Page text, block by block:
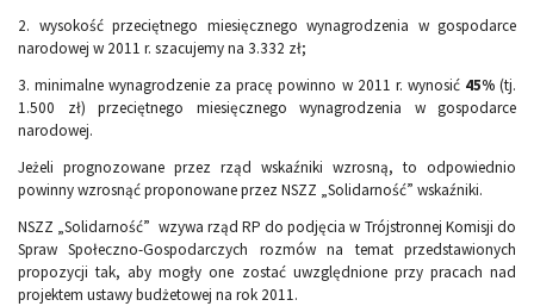
2. wysokość przeciętnego miesięcznego wynagrodzenia w gospodarce
narodowej w 2011 r. szacujemy na 3.332 zł;
3. minimalne wynagrodzenie za pracę powinno w 2011 r. wynosić 45%(tj.
1.500 zł) przeciętnego miesięcznego wynagrodzenia w gospodarce
narodowej.
Jeżeli prognozowane przez rząd wskaźniki wzrosną, to odpowiednio
powinny wzrosnąć proponowane przez NSZZ „Solidarność” wskaźniki.
NSZZ „Solidarność” wzywa rząd RP do podjęcia w Trójstronnej Komisji do
Spraw Społeczno-Gospodarczych rozmów na temat przedstawionych
propozycji tak, aby mogły one zostać uwzględnione przy pracach nad
projektem ustawy budżetowej na rok 2011.